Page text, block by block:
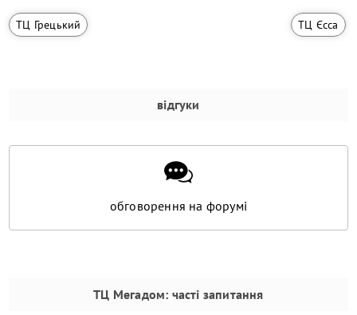
ТЦ Грецький ТЦ Єсса
відгуки
обговорення на форумі
ТЦ Мегадом: часті запитання